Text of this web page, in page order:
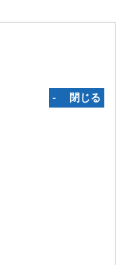
‐ 閉じる